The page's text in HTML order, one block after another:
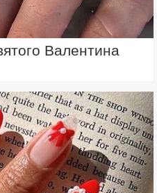
Валентина